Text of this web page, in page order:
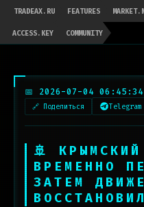
TRADEAX.RU FEATURES
ACCESS.KEY COMMUNITY
📅 2026-07-04 06:45:34
🔗 Поделиться Telegram
🚢
ВРЕМЕННО
ЗАТЕМ